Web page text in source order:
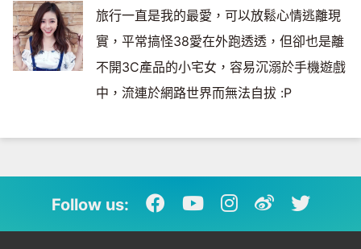
旅行一直是我的最愛，可以放鬆心情逃離現
實，平常搞怪38愛在外跑透透，但卻也是離
不開3C產品的小宅女，容易沉溺於手機遊戲
中，流連於網路世界而無法自拔 :P
Follow us: